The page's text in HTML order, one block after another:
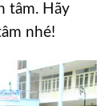
tâm. Hãy
nhé!